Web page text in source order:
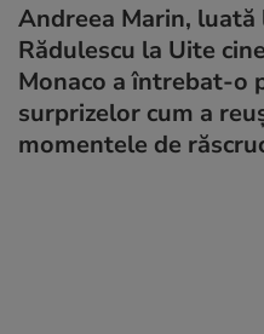
Andreea Marin,
Rădulescu la Uite
Monaco a întrebat-o
surprizelor cum a
momentele de